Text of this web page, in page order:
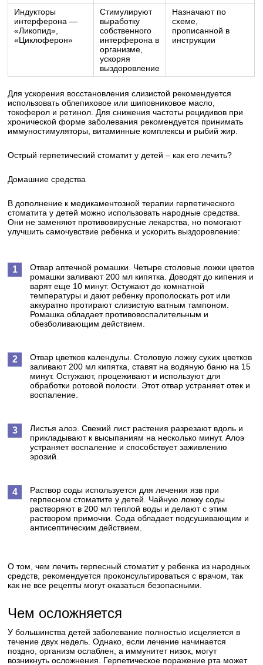
Индукторы
интерферона —
«Ликопид»,
«Циклоферон»
Стимулируют
выработку
собственного
интерферона в
организме,
ускоряя
выздоровление
Назначают по
схеме,
прописанной в
инструкции
Для ускорения восстановления слизистой рекомендуется
использовать облепиховое или шиповниковое масло,
токоферол и ретинол. Для снижения частоты рецидивов при
хронической форме заболевания рекомендуется принимать
иммуностимуляторы, витаминные комплексы и рыбий жир.
Острый герпетический стоматит у детей – как его лечить?
Домашние средства
В дополнение к медикаментозной терапии герпетического
стоматита у детей можно использовать народные средства.
Они не заменяют противовирусные лекарства, но помогают
улучшить самочувствие ребенка и ускорить выздоровление:
Отвар аптечной ромашки. Четыре столовые ложки цветов
ромашки заливают 200 мл кипятка. Доводят до кипения и
варят еще 10 минут. Остужают до комнатной
температуры и дают ребенку прополоскать рот или
аккуратно протирают слизистую ватным тампоном.
Ромашка обладает противовоспалительным и
обезболивающим действием.
Отвар цветков календулы. Столовую ложку сухих цветков
заливают 200 мл кипятка, ставят на водяную баню на 15
минут. Остужают, процеживают и используют для
обработки ротовой полости. Этот отвар устраняет отек и
воспаление.
Листья алоэ. Свежий лист растения разрезают вдоль и
прикладывают к высыпаниям на несколько минут. Алоэ
устраняет воспаление и способствует заживлению
эрозий.
Раствор соды используется для лечения язв при
герпесном стоматите у детей. Чайную ложку соды
растворяют в 200 мл теплой воды и делают с этим
раствором примочки. Сода обладает подсушивающим и
антисептическим действием.
О том, чем лечить герпесный стоматит у ребенка из народных
средств, рекомендуется проконсультироваться с врачом, так
как не все рецепты могут оказаться безопасными.
Чем осложняется
У большинства детей заболевание полностью исцеляется в
течение двух недель. Однако, если лечение начинается
поздно, организм ослаблен, а иммунитет низок, могут
возникнуть осложнения. Герпетическое поражение рта может